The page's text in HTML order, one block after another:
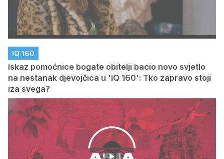
IQ 160
Iskaz pomoćnice bogate obitelji bacio novo svjetlo
na nestanak djevojčica u 'IQ 160': Tko zapravo stoji
iza svega?